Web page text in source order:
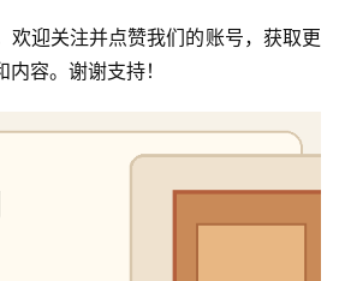
欢迎关注并点赞我们的账号，获取更
容。谢谢支持！